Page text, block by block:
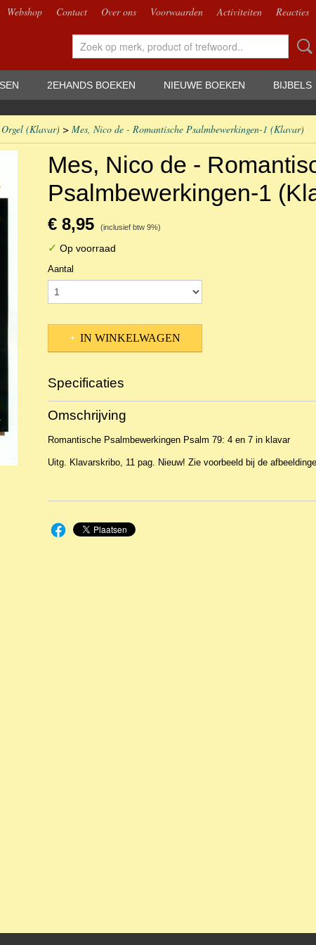
Webshop Contact Over ons Voorwaarden Activiteiten Reacties
2EHANDS BOEKEN NIEUWE BOEKEN BIJBELS
Orgel (Klavar) > Mes, Nico de - Romantische Psalmbewerkingen-1 (Klavar)
Mes, Nico de -
Psalmbewerkingen-1
€ 8,95 (inclusief btw 9%)
✓ Op voorraad
Aantal
IN WINKELWAGEN
Specificaties
Productcode
EAN code
Omschrijving
Romantische Psalmbewerkingen Psalm 79: 4 en 7 in klavar
Uitg. Klavarskribo, 11 pag. Nieuw! Zie voorbeeld bij de